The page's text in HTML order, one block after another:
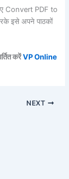
Convert PDF to
इसे अपने पाठकों
करेंVP Online
NEXT